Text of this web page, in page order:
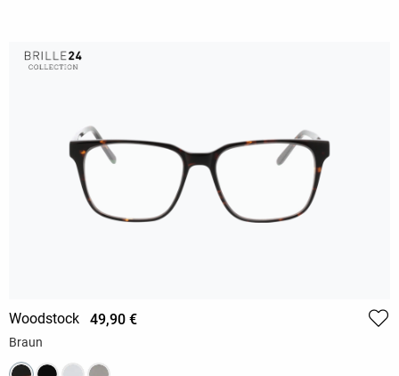
Woodstock 49,90 €
Braun